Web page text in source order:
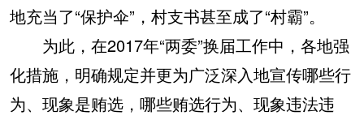
地充当了“保护伞”，村支书甚至成了“村霸”。
为此，在2017年“两委”换届工作中，各地强
化措施，明确规定并更为广泛深入地宣传哪些行
为、现象是贿选，哪些贿选行为、现象违法违